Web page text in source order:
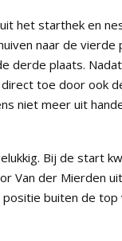
het starthek en
naar de
derde plaats.
toe door ook
niet meer uit
Bij de start
Van der Mierden
buiten de